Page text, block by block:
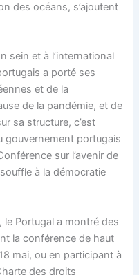
des océans, s’ajoutent
sein et à l’international
a porté ses
et de la
de la pandémie, et de
sa structure, c’est
gouvernement portugais
sur l’avenir de
à la démocratie
le Portugal a montré des
la conférence de haut
mai, ou en participant à
des droits